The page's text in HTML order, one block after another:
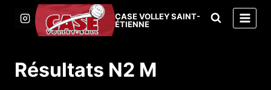
contenu
CASE VOLLEY SAINT-
ÉTIENNE
Résultats N2 M